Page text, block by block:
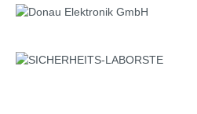
Bildergalerie überspringen